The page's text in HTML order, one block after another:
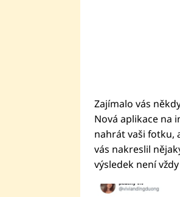
Zajímalo vás
Nová aplikace na
nahrát vaši fotku,
vás nakreslil
výsledek není